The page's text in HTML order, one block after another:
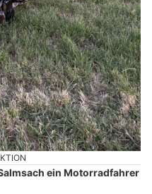
ein Motorradfahrer